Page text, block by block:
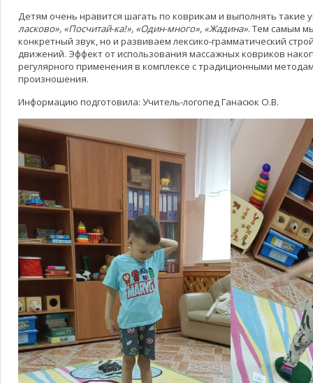
Детям очень нравится шагать по коврикам и выполнять такие
ласково», «Посчитай-ка!», «Один-много», «Жадина». Тем самым
конкретный звук, но и развиваем лексико-грамматический
движений. Эффект от использования массажных ковриков
регулярного применения в комплексе с традиционными
произношения.
Информацию подготовила: Учитель-логопед Ганасюк О.В.